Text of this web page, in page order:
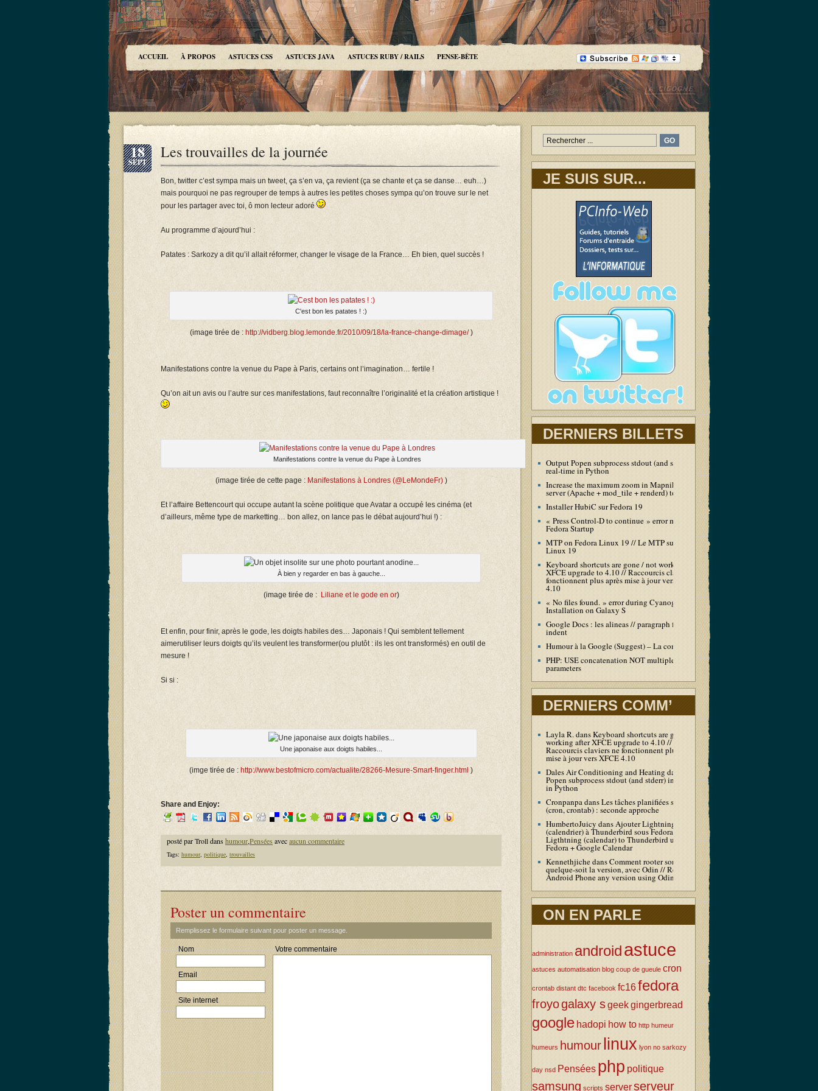
ACCUEIL À PROPOS ASTUCES CSS ASTUCES JAVA ASTUCES RUBY / RAILS PENSE-BÊTE
18
SEPT
Les trouvailles de la journée
Bon, twitter c’est sympa mais un tweet, ça s’en va, ça revient (ça se chante et ça se danse… euh…)
mais pourquoi ne pas regrouper de temps à autres les petites choses sympa qu’on trouve sur le net
pour les partager avec toi, ô mon lecteur adoré
Au programme d’ajourd’hui :
Patates : Sarkozy a dit qu’il allait réformer, changer le visage de la France… Eh bien, quel succès !
C'est bon les patates ! :)
(image tirée de : http://vidberg.blog.lemonde.fr/2010/09/18/la-france-change-dimage/)
Manifestations contre la venue du Pape à Paris, certains ont l’imagination… fertile !
Qu’on ait un avis ou l’autre sur ces manifestations, faut reconnaître l’originalité et la création artistique !
Manifestations contre la venue du Pape à Londres
(image tirée de cette page : Manifestations à Londres (@LeMondeFr))
Et l’affaire Bettencourt qui occupe autant la scène politique que Avatar a occupé les cinéma (et
d’ailleurs, même type de marketting… bon allez, on lance pas le débat aujourd’hui !) :
À bien y regarder en bas à gauche...
(image tirée de : Liliane et le gode en or)
Et enfin, pour finir, après le gode, les doigts habiles des… Japonais ! Qui semblent tellement
aimerutiliser leurs doigts qu’ils veulent les transformer(ou plutôt : ils les ont transformés) en outil de
mesure !
Si si :
Une japonaise aux doigts habiles...
(imge tirée de : http://www.bestofmicro.com/actualite/28266-Mesure-Smart-finger.html )
Share and Enjoy:
posté par Troll dans humour,Pensées avecaucun commentaire
Tags: humour, politique, trouvailles
Poster un commentaire
Remplissez le formulaire suivant pour poster un message.
Nom
Email
Site internet
Votre commentaire
JE SUIS SUR...
DERNIERS BILLETS
Output Popen subprocess stdout (and stderr) in
real-time in Python
Increase the maximum zoom in Mapnik tiles
server (Apache + mod_tile + renderd) to 19
Installer HubiC sur Fedora 19
« Press Control-D to continue » error message at
Fedora Startup
MTP on Fedora Linux 19 // Le MTP sur Fedora
Linux 19
Keyboard shortcuts are gone / not working after
XFCE upgrade to 4.10 // Raccourcis claviers ne
fonctionnent plus après mise à jour vers XFCE
4.10
« No files found. » error during Cyanogen
Installation on Galaxy S
Google Docs : les alineas // paragraph first line
indent
Humour à la Google (Suggest) – La compil’
PHP: USE concatenation NOT multiple echo /
parameters
DERNIERS COMM’
Layla R.dansKeyboard shortcuts are gone / not
working after XFCE upgrade to 4.10 //
Raccourcis claviers ne fonctionnent plus après
mise à jour vers XFCE 4.10
Dales Air Conditioning and Heating dans
Popen subprocess stdout (and stderr) in real-time
in Python
CronpanpadansLes tâches planifiées sous Linux
(cron, crontab) : seconde approche
HumbertoJuicy dansAjouter Lightning
(calendrier) à Thunderbird sous Fedora / Add
Ligthtning (calendar) to Thunderbird under
Fedora + Google Calendar
KennethjichedansComment rooter son Android
quelque-soit la version, avec Odin // Root your
Android Phone any version using Odin
ON EN PARLE
administration androidastuce
astuces automatisation blog coup de gueule cron
crontab distant dtc facebook fc16fedora
froyogalaxy sgeekgingerbread
google hadopi how to http humeur
humeurs humourlinux lyon no sarkozy
day nsd Pensées php politique
samsung scripts serverserveur